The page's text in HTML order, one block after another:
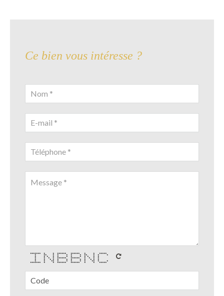
Ce bien vous intéresse ?
******* * * ****** ****** * * *****
* ** * * * * * ** * * *
* * * * * * * * * * * *
* * * * ****** ****** * * * *
* * * * * * * * * * * *
* * ** * * * * * ** * *
******* * * ****** ****** * * *****